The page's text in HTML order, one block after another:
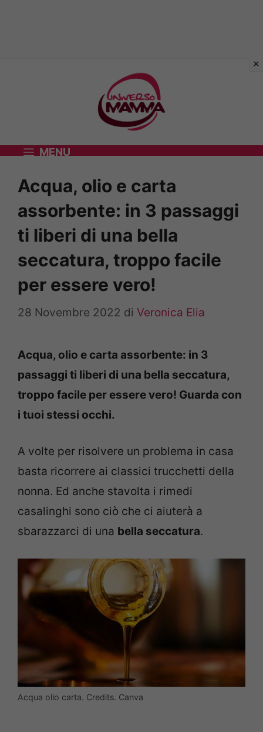
MENU
Acqua, olio e carta
assorbente: in 3 passaggi
ti liberi di una bella
seccatura, troppo facile
per essere vero!
28 Novembre 2022 di Veronica Elia
Acqua, olio e carta assorbente: in 3
passaggi ti liberi di una bella seccatura,
troppo facile per essere vero! Guarda con
i tuoi stessi occhi.
A volte per risolvere un problema in casa
basta ricorrere ai classici trucchetti della
nonna. Ed anche stavolta i rimedi
casalinghi sono ciò che ci aiuterà a
sbarazzarci di una bella seccatura.
Acqua olio carta. Credits. Canva